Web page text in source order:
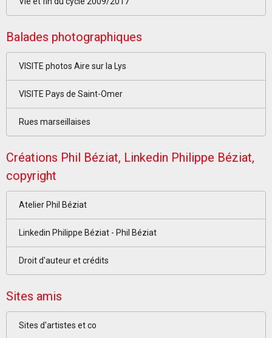
Balades photographiques
VISITE photos Aire sur la Lys
VISITE Pays de Saint-Omer
Rues marseillaises
Créations Phil Béziat, Linkedin Philippe Béziat,
copyright
Atelier Phil Béziat
Linkedin Philippe Béziat - Phil Béziat
Droit d'auteur et crédits
Sites amis
Sites d'artistes et co